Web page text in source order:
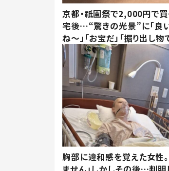
京都・祇園祭で2,000円で
宅後…“驚きの光景”に「良
ね～」「お宝だ」「掘り出し物
胸部に違和感を覚えた女性